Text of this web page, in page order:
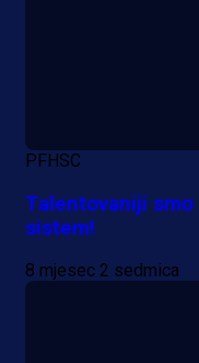
Da li je
PFHSC
Talentovaniji
sistem!
8 mjesec 2 sedmica